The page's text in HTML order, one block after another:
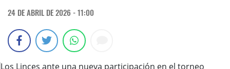
24 DE ABRIL DE 2026 - 11:00